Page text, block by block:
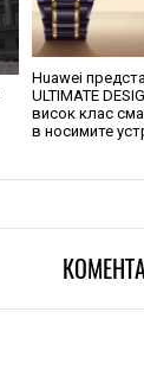
Huawei
ULTIMATE
висок клас
в носимите